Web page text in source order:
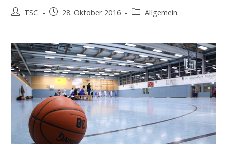
Beitrags-
TSC
Beitrag28. Oktober 2016
Beitrags-
Allgemein